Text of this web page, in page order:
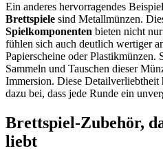
Ein anderes hervorragendes
Brettspiele sind Metallmünzen.
Spielkomponenten bieten nicht
fühlen sich auch deutlich wertiger
Papierscheine oder Plastikmünzen.
Sammeln und Tauschen dieser
Immersion. Diese Detailverliebtheit
dazu bei, dass jede Runde ein
Brettspiel-Zubehör,
liebt